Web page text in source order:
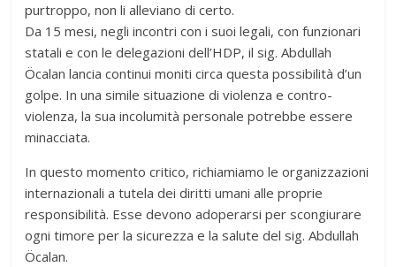
purtroppo, non li alleviano di certo.
Da 15 mesi, negli incontri con i suoi legali, con funzionari
statali e con le delegazioni dell’HDP, il sig. Abdullah
Öcalan lancia continui moniti circa questa possibilità d’un
golpe. In una simile situazione di violenza e contro-
violenza, la sua incolumità personale potrebbe essere
minacciata.
In questo momento critico, richiamiamo le organizzazioni
internazionali a tutela dei diritti umani alle proprie
responsibilità. Esse devono adoperarsi per scongiurare
ogni timore per la sicurezza e la salute del sig. Abdullah
Öcalan.